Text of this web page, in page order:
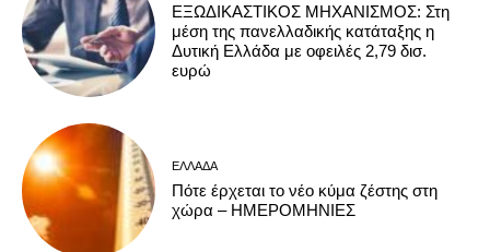
ΕΞΩΔΙΚΑΣΤΙΚΟΣ ΜΗΧΑΝΙΣΜΟΣ: Στη
μέση της πανελλαδικής κατάταξης η
Δυτική Ελλάδα με οφειλές 2,79 δισ.
ευρώ
ΕΛΛΆΔΑ
Πότε έρχεται το νέο κύμα ζέστης στη
χώρα – ΗΜΕΡΟΜΗΝΙΕΣ